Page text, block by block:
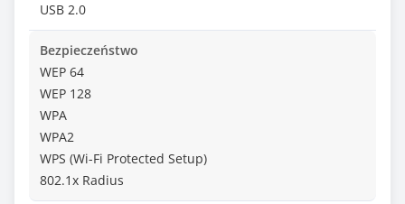
USB 2.0
Bezpieczeństwo
WEP 64
WEP 128
WPA
WPA2
WPS (Wi-Fi Protected Setup)
802.1x Radius